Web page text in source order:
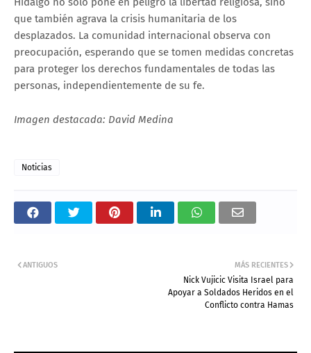
que también agrava la crisis humanitaria de los
desplazados. La comunidad internacional observa con
preocupación, esperando que se tomen medidas concretas
para proteger los derechos fundamentales de todas las
personas, independientemente de su fe.
Imagen destacada: David Medina
Noticias
MÁS RECIENTES
Nick Vujicic Visita Israel para
Apoyar a Soldados Heridos en el
Conflicto contra Hamas
ANTIGUOS